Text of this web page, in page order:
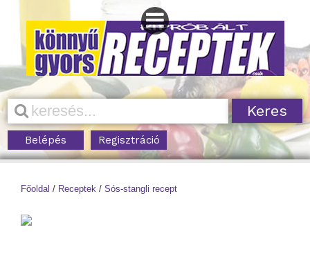
Belépés Regisztráció
Főoldal / Receptek / Sós-stangli recept